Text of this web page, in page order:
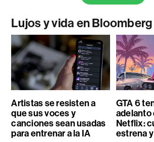
Lujos y vida en
Artistas se resisten a
que sus voces y
canciones sean usadas
para entrenar a la IA
GTA 6
adelanto
Netflix:
estrena